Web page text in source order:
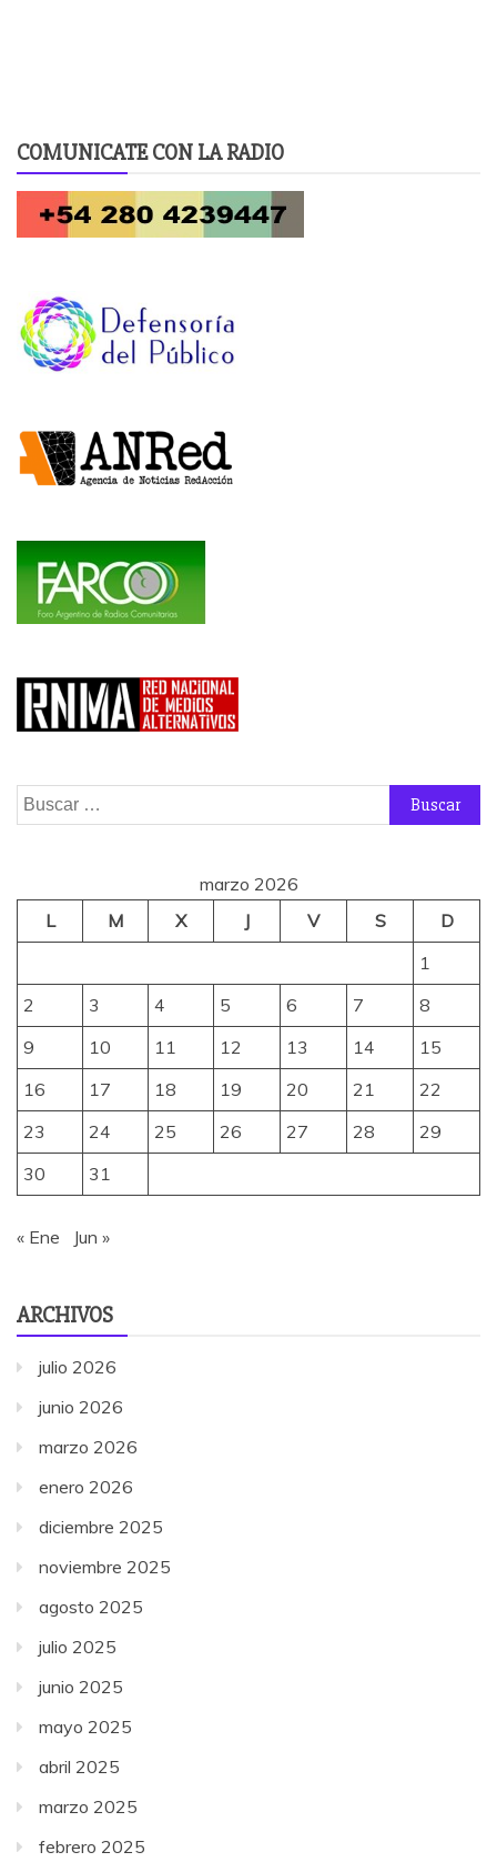
COMUNICATE CON LA RADIO
Buscar:
marzo 2026
L
M X J V S
D
1
2
3 4 5 6 7
8
9
10 11 12 13 14
15
16
17 18 19 20 21
22
23
24 25 26 27 28
29
30
31
« Ene Jun »
ARCHIVOS
julio 2026
junio 2026
marzo 2026
enero 2026
diciembre 2025
noviembre 2025
agosto 2025
julio 2025
junio 2025
mayo 2025
abril 2025
marzo 2025
febrero 2025